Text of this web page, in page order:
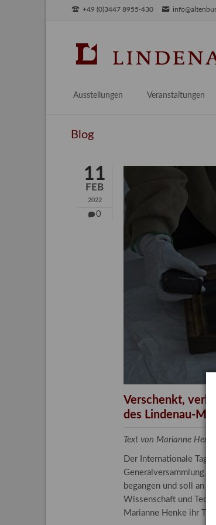
+49 (0)3447 8955-430
Ausstellungen
Aktuell
Veranstaltungen
Blog
11
FEB
2022
0
Verschenkt,
des Lindenau-
Text von Marianne
Der Internationale Tag
Generalversammlung
begangen und soll an
Wissenschaft und
Marianne Henke ihr